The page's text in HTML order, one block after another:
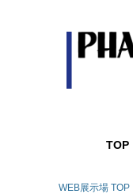
TOP
WEB展示場 TOP